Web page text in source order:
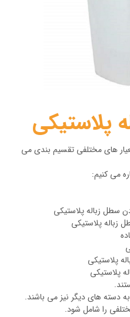
پلاستیکی
های مختلفی تقسیم بندی می
می کنیم:
سطل زباله پلاستیکی
زباله پلاستیکی
پلاستیکی
پلاستیکی
به دسته های دیگر نیز می باشند.
را شامل شود.